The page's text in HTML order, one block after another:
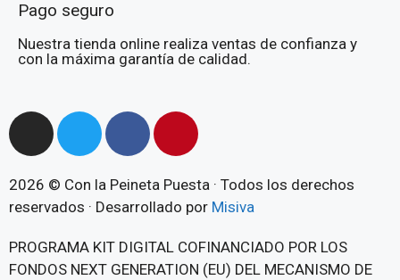
Pago seguro
Nuestra tienda online realiza ventas de confianza y
con la máxima garantía de calidad.
2026 © Con la Peineta Puesta · Todos los derechos
reservados · Desarrollado por Misiva
PROGRAMA KIT DIGITAL COFINANCIADO POR LOS
FONDOS NEXT GENERATION (EU) DEL MECANISMO DE